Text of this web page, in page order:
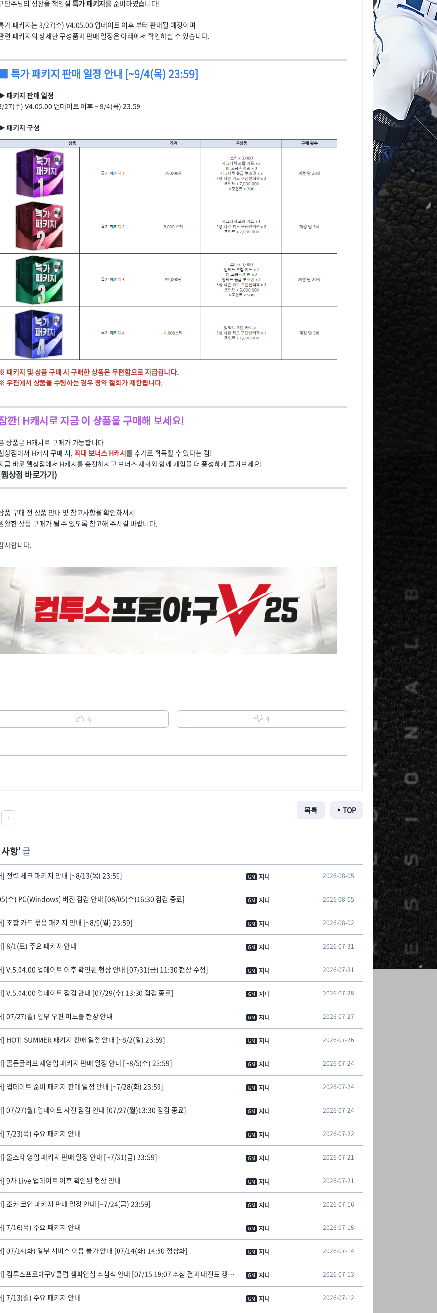
단주님의 성장을 책임질 특가 패키지를 준비하였습니다!
가 패키지는 8/27(수) V4.05.00 업데이트 이후 부터 판매될 예정이며
련 패키지의 상세한 구성품과 판매 일정은 아래에서 확인하실 수 있습니다.
특가 패키지 판매 일정 안내 [~9/4(목) 23:59]
패키지 판매 일정
27(수) V4.05.00 업데이트 이후 ~ 9/4(목) 23:59
패키지 구성
패키지 및 상품 구매 시 구매한 상품은 우편함으로 지급됩니다.
우편에서 상품을 수령하는 경우 청약 철회가 제한됩니다.
깐! H캐시로 지금 이 상품을 구매해 보세요!
상품은 H캐시로 구매가 가능합니다.
상점에서 H캐시 구매 시, 최대 보너스 H캐시를 추가로 획득할 수 있다는 점!
금 바로 웹상점에서 H캐시를 충전하시고 보너스 재화와 함께 게임을 더 풍성하게 즐겨보세요!
상점 바로가기)
품 구매 전 상품 안내 및 참고사항을 확인하셔서
활한 상품 구매가 될 수 있도록 참고해 주시길 바랍니다.
사합니다.
6 4
목록 TOP
항 글
] 전력 체크 패키지 안내 [~8/13(목) 23:59] GM 지니 2026-08-05
수) PC(Windows) 버전 점검 안내 [08/05(수)16:30 점검 종료] GM 지니 2026-08-05
] 조합 카드 묶음 패키지 안내 [~8/9(일) 23:59] GM 지니 2026-08-02
] 8/1(토) 주요 패키지 안내 GM 지니 2026-07-31
] V.5.04.00 업데이트 이후 확인된 현상 안내 [07/31(금) 11:30 현상 수정] GM 지니 2026-07-31
] V.5.04.00 업데이트 점검 안내 [07/29(수) 13:30 점검 종료] GM 지니 2026-07-28
] 07/27(월) 일부 우편 미노출 현상 안내 GM 지니 2026-07-27
] HOT! SUMMER 패키지 판매 일정 안내 [~8/2(일) 23:59] GM 지니 2026-07-26
] 골든글러브 재영입 패키지 판매 일정 안내 [~8/5(수) 23:59] GM 지니 2026-07-24
] 업데이트 준비 패키지 판매 일정 안내 [~7/28(화) 23:59] GM 지니 2026-07-24
] 07/27(월) 업데이트 사전 점검 안내 [07/27(월)13:30 점검 종료] GM 지니 2026-07-24
] 7/23(목) 주요 패키지 안내 GM 지니 2026-07-22
] 올스타 영입 패키지 판매 일정 안내 [~7/31(금) 23:59] GM 지니 2026-07-21
] 9차 Live 업데이트 이후 확인된 현상 안내 GM 지니 2026-07-21
] 조커 코인 패키지 판매 일정 안내 [~7/24(금) 23:59] GM 지니 2026-07-16
] 7/16(목) 주요 패키지 안내 GM 지니 2026-07-15
] 07/14(화) 일부 서비스 이용 불가 안내 [07/14(화) 14:50 정상화] GM 지니 2026-07-14
[안내] 컴투스프로야구V 클럽 챔피언십 추첨식 안내 [07/15 19:07 추첨 결과 대진표 갱신] GM 지니 2026-07-13
] 7/13(월) 주요 패키지 안내 GM 지니 2026-07-12